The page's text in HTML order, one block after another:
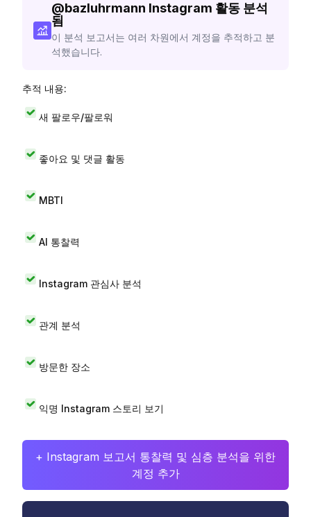
@bazluhrmann Instagram 활동 분석
됨
이 분석 보고서는 여러 차원에서 계정을 추적하고 분
석했습니다.
추적 내용:
새 팔로우/팔로워
좋아요 및 댓글 활동
MBTI
AI 통찰력
Instagram 관심사 분석
관계 분석
방문한 장소
익명 Instagram 스토리 보기
+ Instagram 보고서 통찰력 및 심층 분석을 위한
계정 추가